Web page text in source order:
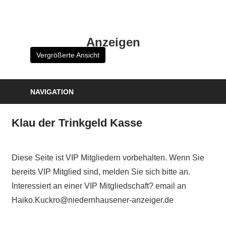
Anzeigen
Vergrößerte Ansicht
NAVIGATION
Klau der Trinkgeld Kasse
Diese Seite ist VIP Mitgliedern vorbehalten. Wenn Sie
bereits VIP Mitglied sind, melden Sie sich bitte an.
Interessiert an einer VIP Mitgliedschaft? email an
Haiko.Kuckro@niedernhausener-anzeiger.de